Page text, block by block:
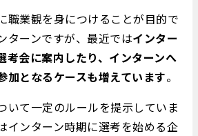
職業観を身につけることが目的で
ターンですが、最近ではインター
考会に案内したり、インターンへ
加となるケースも増えています。
いて一定のルールを提示していま
インターン時期に選考を始める企